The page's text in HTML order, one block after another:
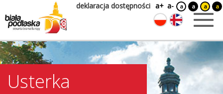
deklaracja dostępności a+ a- a a a a
Usterka